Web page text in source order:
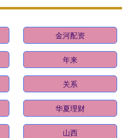
金河配资
年来
关系
华夏理财
山西